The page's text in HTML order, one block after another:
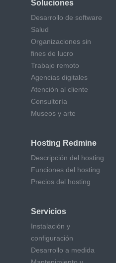
Soluciones
Desarrollo de software
Salud
Organizaciones sin
fines de lucro
Trabajo remoto
Agencias digitales
Atención al cliente
Consultoría
Museos y arte
Hosting Redmine
Descripción del hosting
Funciones del hosting
Precios del hosting
Servicios
Instalación y
configuración
Desarrollo a medida